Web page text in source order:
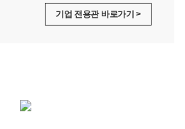
기업 전용관 바로가기 >